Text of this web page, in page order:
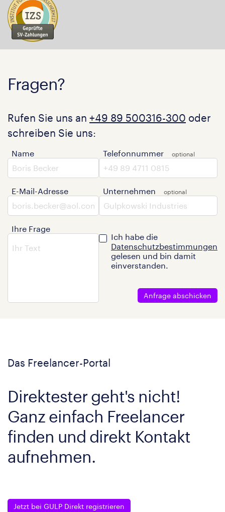
Fragen?
Rufen Sie uns an +49 89 500316-300 oder
schreiben Sie uns:
Name
E-Mail-Adresse
Ihre Frage
Telefonnummer
Unternehmen
Ich habe die
Datenschutzbestimmungen
gelesen und bin damit
einverstanden.
Anfrage abschicken
Das Freelancer-Portal
Direktester geht's nicht!
Ganz einfach Freelancer
finden und direkt Kontakt
aufnehmen.
Jetzt bei GULP Direkt registrieren